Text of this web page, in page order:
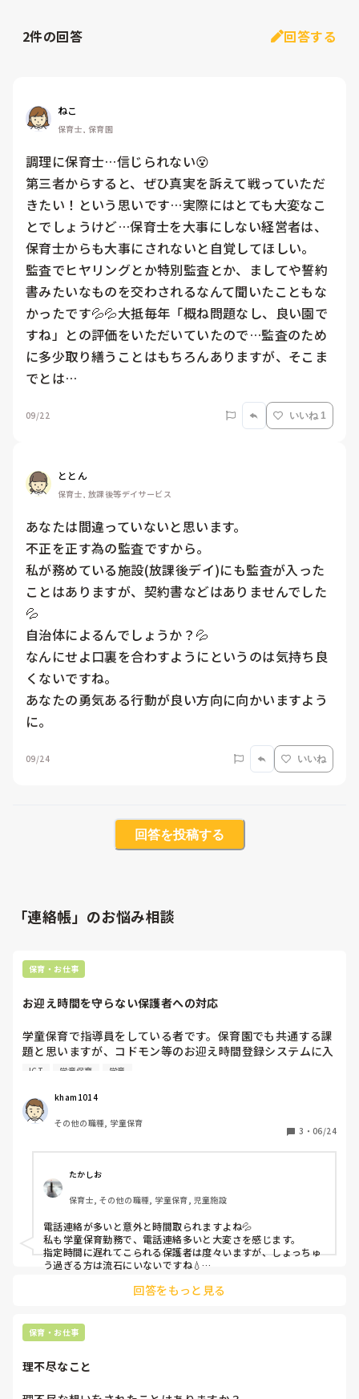
2件の回答 回答する
ねこ
保育士, 保育園
調理に保育士…信じられない😵
第三者からすると、ぜひ真実を訴えて戦っていただ
きたい！という思いです…実際にはとても大変なこ
とでしょうけど…保育士を大事にしない経営者は、
保育士からも大事にされないと自覚してほしい。
監査でヒヤリングとか特別監査とか、ましてや誓約
書みたいなものを交わされるなんて聞いたこともな
かったです💦💦大抵毎年「概ね問題なし、良い園で
すね」との評価をいただいていたので…監査のため
に多少取り繕うことはもちろんありますが、そこま
でとは…
09/22 いいね 1
ととん
保育士, 放課後等デイサービス
あなたは間違っていないと思います。
不正を正す為の監査ですから。
私が務めている施設(放課後デイ)にも監査が入った
ことはありますが、契約書などはありませんでした
💦
自治体によるんでしょうか？💦
なんにせよ口裏を合わすようにというのは気持ち良
くないですね。
あなたの勇気ある行動が良い方向に向かいますよう
に。
09/24 いいね
回答を投稿する
「連絡帳」のお悩み相談
保育・お仕事
お迎え時間を守らない保護者への対応
学童保育で指導員をしている者です。保育園でも共通する課
題と思いますが、コドモン等のお迎え時間登録システムに入
っている情報と、実際に保護者がお迎えに来る時間が大きく
私の施設ではしょっちゅうで、16時にお迎えになっていた子
が、17時をすぎてもお迎えに来ないようなことがあり、保護
者への確認の電話連絡に毎日稼働を取られています。何度も
が、保護者に失礼のないようにお迎え時間の登録をきちんと
守ってもらえるよううまく伝えるノウハウなどあればご教示
頂きたいです。
ICT 学童保育 学童
kham1014
その他の職種, 学童保育
3 ・ 06/24
たかしお
保育士, その他の職種, 学童保育, 児童施設
電話連絡が多いと意外と時間取られますよね💦
私も学童保育勤務で、電話連絡多いと大変さを感じます。
指定時間に遅れてこられる保護者は度々いますが、しょっちゅ
う過ぎる方は流石にいないですね💧
よう伝えてもいいかと思いますが…
コドモンの設定方法が分からないとか？
回答をもっと見る
保育・お仕事
理不尽なこと